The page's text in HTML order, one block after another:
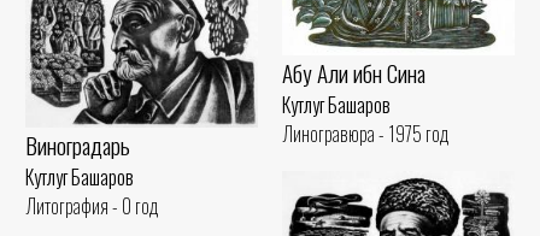
Абу Али ибн Сина
Кутлуг Башаров
Линогравюра - 1975 год
Виноградарь
Кутлуг Башаров
Литография - 0 год